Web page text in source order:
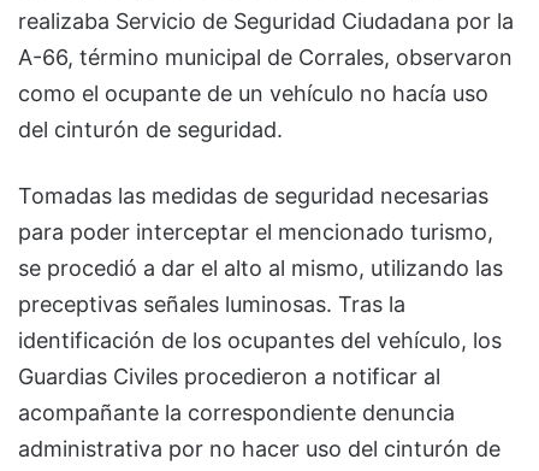
realizaba Servicio de Seguridad Ciudadana por la
A-66, término municipal de Corrales, observaron
como el ocupante de un vehículo no hacía uso
del cinturón de seguridad.
Tomadas las medidas de seguridad necesarias
para poder interceptar el mencionado turismo,
se procedió a dar el alto al mismo, utilizando las
preceptivas señales luminosas. Tras la
identificación de los ocupantes del vehículo, los
Guardias Civiles procedieron a notificar al
acompañante la correspondiente denuncia
administrativa por no hacer uso del cinturón de